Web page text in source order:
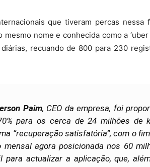
que tiveram percas nessa
mesmo nome e conhecida como a
recuando de 800 para 230
Paim, CEO da empresa, foi
para os cerca de 24 milhões de
“recuperação satisfatória”, com o
agora posicionada nos 60
para actualizar a aplicação, que,